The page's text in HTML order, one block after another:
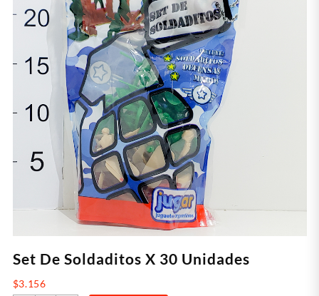
Set De Soldaditos X 30 Unidades
$3.156